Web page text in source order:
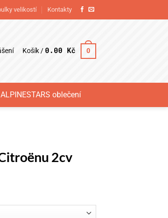
velikostí Kontakty
Košík / 0.00 Kč 0
ALPINESTARS oblečení
2cv